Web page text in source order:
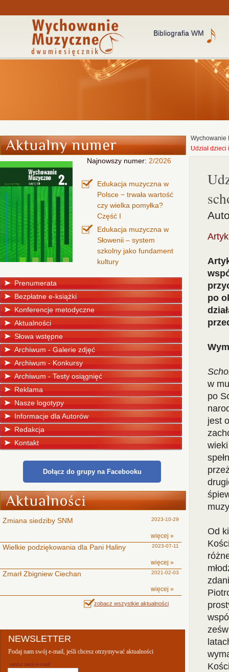
Bibliografia WM
Najnowszy numer: 2/2026
Edukacja muzyczna w
Polsce − trwała wartość
czy wielka pomyłka?
Część I
Edukacja muzyczna w
Słowenii – system
szkolny jako fundament
kultury
Prenumerata
Bezpłatne e-książki
Konferencje metodyczne
Aktualności
Słowa wstępne
Archiwum - Galerie zdjęć
Archiwum - Konkursy
Archiwum - Testy osiągnięć
Reklama
Nasze logotypy
Informacje dla Autorów
Redakcja
Kontakt
Dołącz do grupy na Facebooku
Zmiana siedziby SNM 2023-10-29
więcej »
Wielkie podziękowania dla Pani Haliny 2023-07-11
więcej »
Zmarł Zbigniew Ciechan 2021-02-03
więcej »
zobacz wszystkie aktualności
NEWSLETTER
Podaj nam swój e-mail, jeśli chcesz otrzymywać aktualności
wpisz swój e-mail:
Wychowanie
Udział
po
w
po
jest
Od